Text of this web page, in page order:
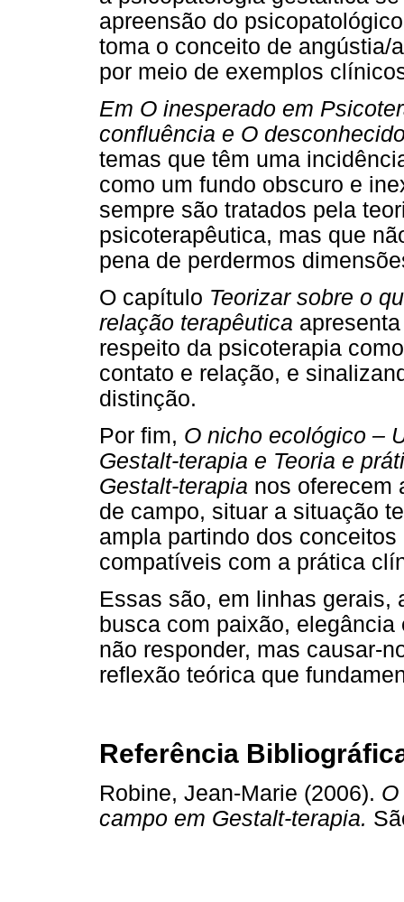
apreensão do
toma o conceito de angústia/
por meio de exemplos
Em O inesperado em
confluência e O
temas que têm uma
como um fundo obscuro e
sempre são tratados pela
psicoterapêutica, mas que
pena de perdermos
O capítulo Teorizar sobre o
relação terapêutica
respeito da psicoterapia
contato e relação, e
distinção.
Por fim, O nicho ecológico –
Gestalt-terapia e Teoria e
Gestalt-terapia nos oferecem
de campo, situar a situação
ampla partindo dos
compatíveis com a prática
Essas são, em linhas gerais,
busca com paixão,
não responder, mas causar-
reflexão teórica que
Referência
Robine, Jean-Marie (2006).
campo em Gestalt-terapia.